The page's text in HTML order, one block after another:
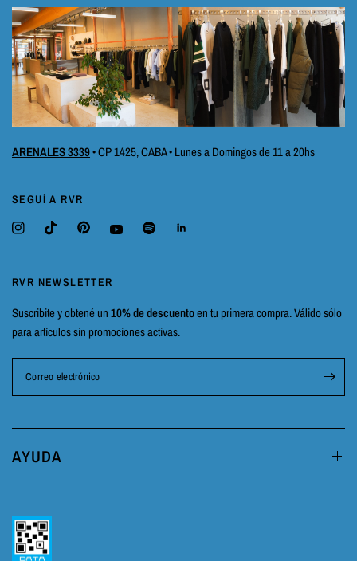
ARENALES 3339• CP 1425, CABA • Lunes a Domingos de 11 a 20hs
SEGUÍ A RVR
RVR NEWSLETTER
Suscribite y obtené un10% de descuentoen tu primera compra. Válido sólo
para artículos sin promociones activas.
Correo electrónico
AYUDA